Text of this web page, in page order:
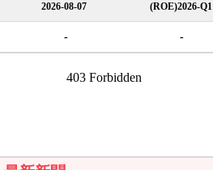
2026-08-07
(ROE)2026-Q1
- -